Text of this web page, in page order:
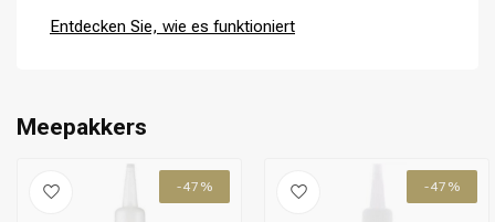
Entdecken Sie, wie es funktioniert
Meepakkers
-47% -47%